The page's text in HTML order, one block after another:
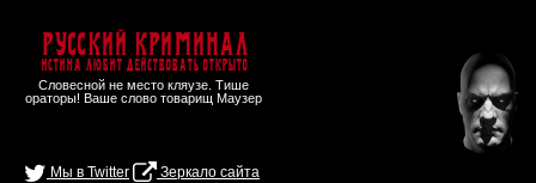
Русский Криминал
Истина любит действовать открыто
Словесной не место кляузе. Тише
ораторы! Ваше слово товарищ Маузер
Мы в Twitter Зеркало сайта